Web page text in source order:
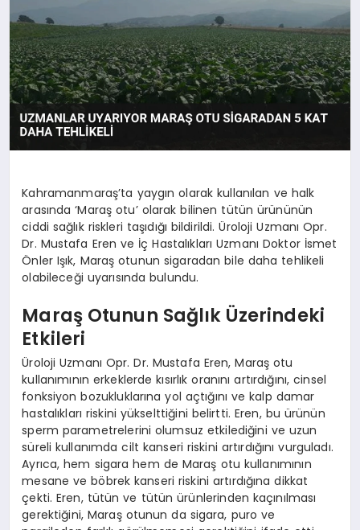
SPOR
TEKNOLOJI
Kahramanmaraş’ta yaygın olarak kullanılan ve halk
arasında ‘Maraş otu’ olarak bilinen tütün ürününün
ciddi sağlık riskleri taşıdığı bildirildi. Üroloji Uzmanı Opr.
Dr. Mustafa Eren ve İç Hastalıkları Uzmanı Doktor İsmet
Önler Işık, Maraş otunun sigaradan bile daha tehlikeli
olabileceği uyarısında bulundu.
Maraş Otunun Sağlık Üzerindeki
Etkileri
Üroloji Uzmanı Opr. Dr. Mustafa Eren, Maraş otu
kullanımının erkeklerde kısırlık oranını artırdığını, cinsel
fonksiyon bozukluklarına yol açtığını ve kalp damar
hastalıkları riskini yükselttiğini belirtti. Eren, bu ürünün
sperm parametrelerini olumsuz etkilediğini ve uzun
süreli kullanımda cilt kanseri riskini artırdığını vurguladı.
Ayrıca, hem sigara hem de Maraş otu kullanımının
mesane ve böbrek kanseri riskini artırdığına dikkat
çekti. Eren, tütün ve tütün ürünlerinden kaçınılması
gerektiğini, Maraş otunun da sigara, puro ve